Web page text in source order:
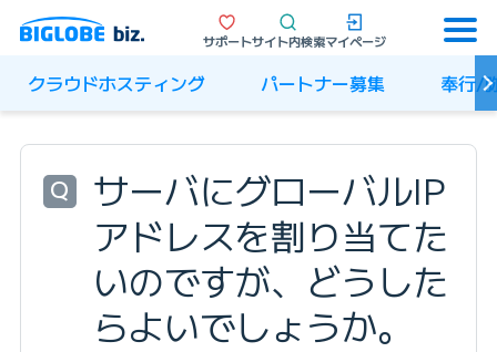
サポートサイト内検索マイページ
クラウドホスティング パートナー募集 奉行/
Q
サーバにグローバルIP
アドレスを割り当てた
いのですが、どうした
らよいでしょうか。